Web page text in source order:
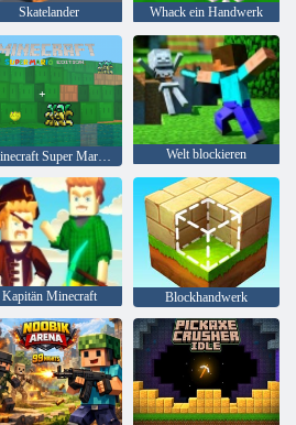
Skatelander Whack ein Handwerk
Minecraft Super Mario Edition Welt blockieren
Kapitän Minecraft Blockhandwerk